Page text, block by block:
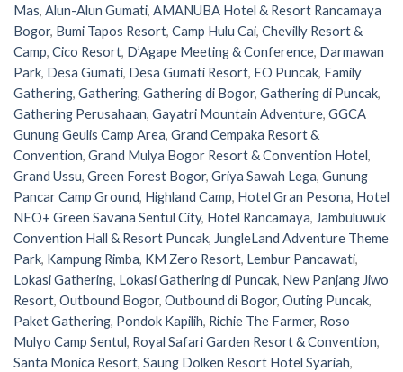
Mas, Alun-Alun Gumati, AMANUBA Hotel & Resort Rancamaya
Bogor, Bumi Tapos Resort, Camp Hulu Cai, Chevilly Resort &
Camp, Cico Resort, D’Agape Meeting & Conference, Darmawan
Park, Desa Gumati, Desa Gumati Resort, EO Puncak, Family
Gathering, Gathering, Gathering di Bogor, Gathering di Puncak,
Gathering Perusahaan, Gayatri Mountain Adventure, GGCA
Gunung Geulis Camp Area, Grand Cempaka Resort &
Convention, Grand Mulya Bogor Resort & Convention Hotel,
Grand Ussu, Green Forest Bogor, Griya Sawah Lega, Gunung
Pancar Camp Ground, Highland Camp, Hotel Gran Pesona, Hotel
NEO+ Green Savana Sentul City, Hotel Rancamaya, Jambuluwuk
Convention Hall & Resort Puncak, JungleLand Adventure Theme
Park, Kampung Rimba, KM Zero Resort, Lembur Pancawati,
Lokasi Gathering, Lokasi Gathering di Puncak, New Panjang Jiwo
Resort, Outbound Bogor, Outbound di Bogor, Outing Puncak,
Paket Gathering, Pondok Kapilih, Richie The Farmer, Roso
Mulyo Camp Sentul, Royal Safari Garden Resort & Convention,
Santa Monica Resort, Saung Dolken Resort Hotel Syariah,